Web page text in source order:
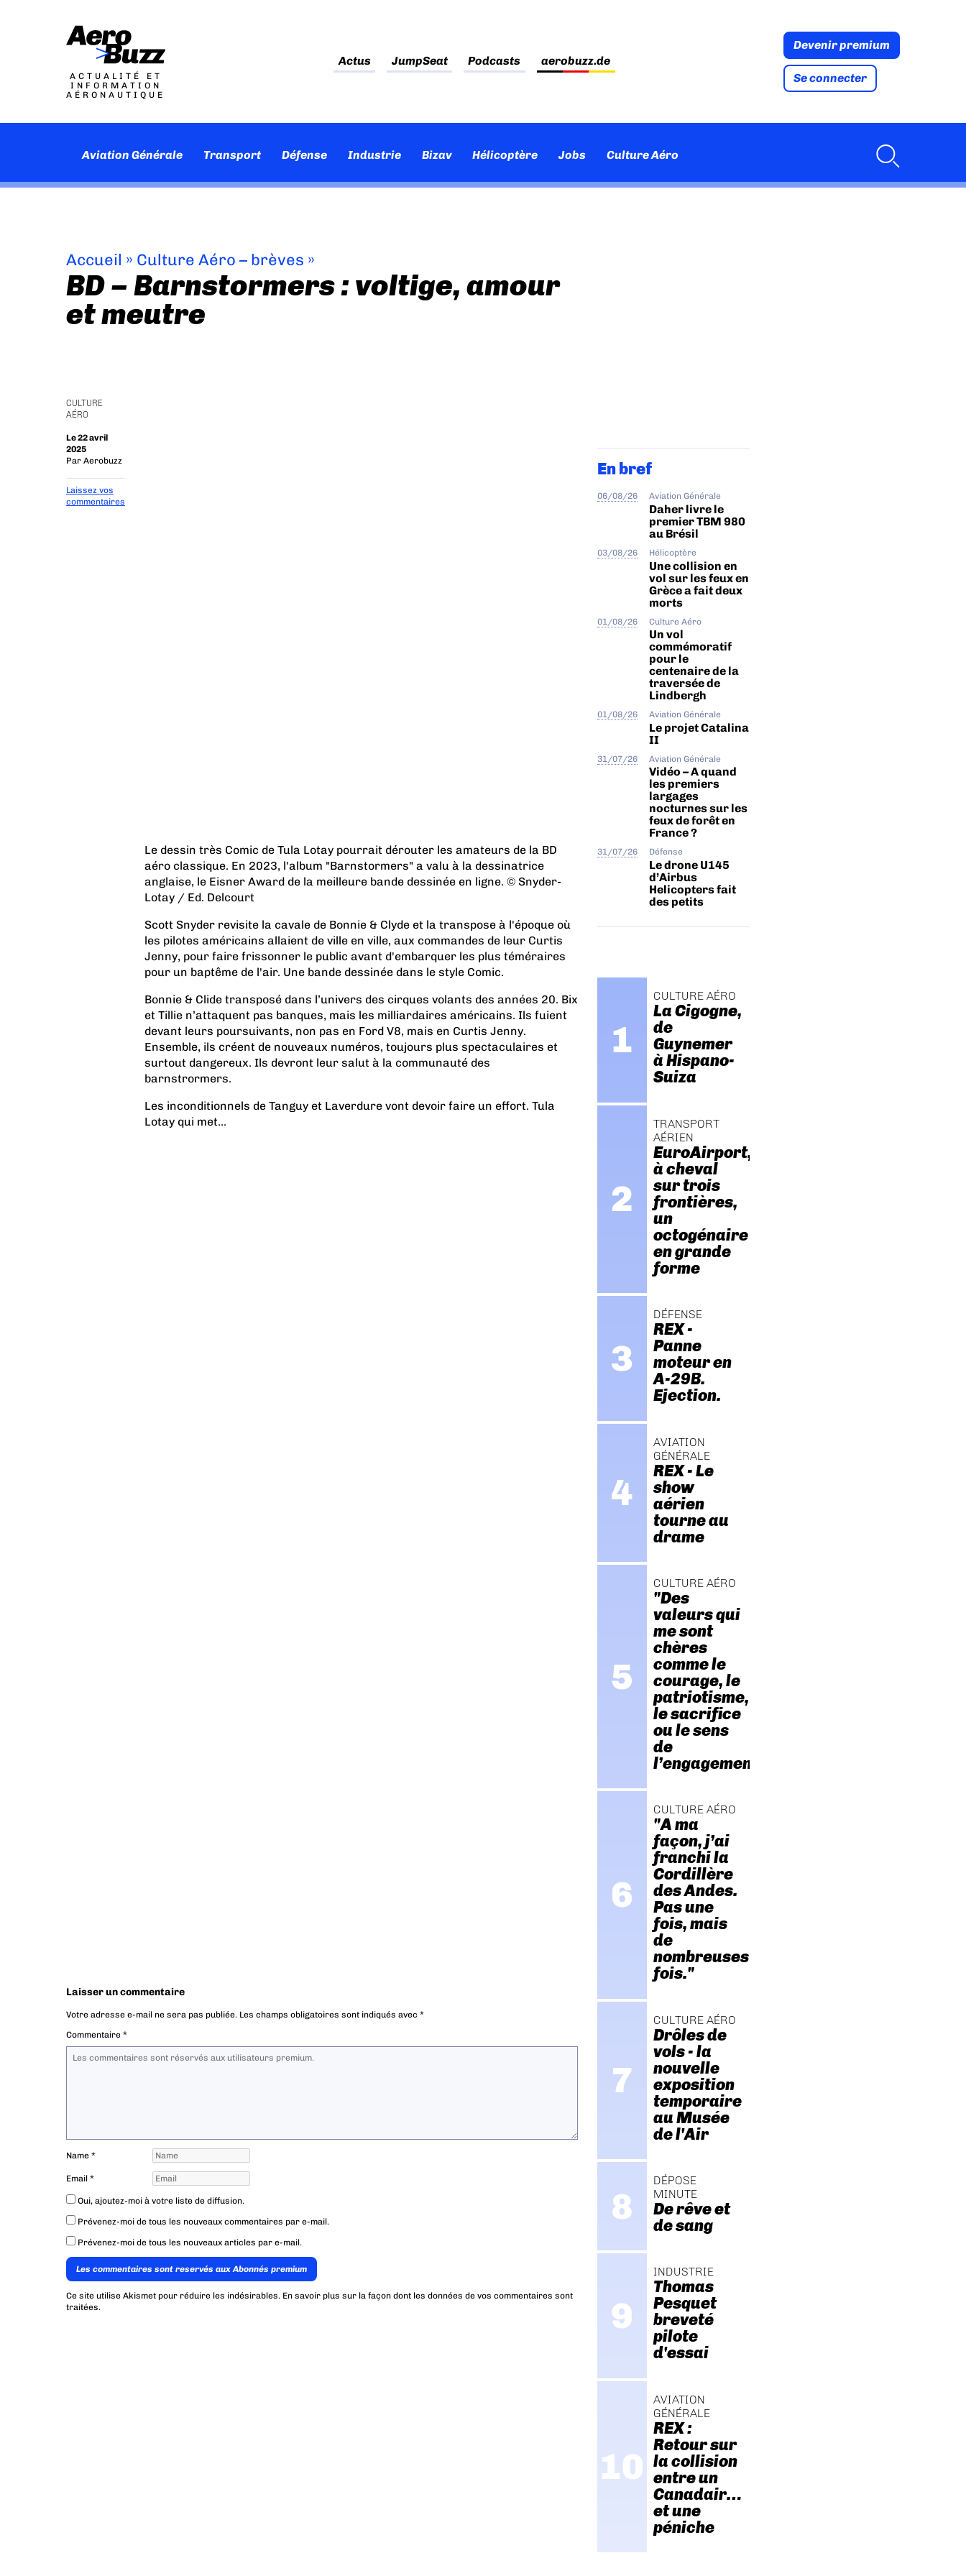
ACTUALITÉ ET
INFORMATION
AÉRONAUTIQUE
Actus JumpSeat Podcasts aerobuzz.de
Devenir premium
Se connecter
Aviation Générale Transport Défense Industrie Bizav Hélicoptère Jobs Culture Aéro
Accueil » Culture Aéro – brèves »
BD – Barnstormers : voltige, amour
et meutre
CULTURE
AÉRO
Le 22 avril
2025
Par Aerobuzz
Laissez vos
commentaires
Le dessin très Comic de Tula Lotay pourrait dérouter les amateurs de la BD
aéro classique. En 2023, l'album "Barnstormers" a valu à la dessinatrice
anglaise, le Eisner Award de la meilleure bande dessinée en ligne. © Snyder-
Lotay / Ed. Delcourt
Scott Snyder revisite la cavale de Bonnie & Clyde et la transpose à l'époque où
les pilotes américains allaient de ville en ville, aux commandes de leur Curtis
Jenny, pour faire frissonner le public avant d'embarquer les plus téméraires
pour un baptême de l'air. Une bande dessinée dans le style Comic.
Bonnie & Clide transposé dans l’univers des cirques volants des années 20. Bix
et Tillie n’attaquent pas banques, mais les milliardaires américains. Ils fuient
devant leurs poursuivants, non pas en Ford V8, mais en Curtis Jenny.
Ensemble, ils créent de nouveaux numéros, toujours plus spectaculaires et
surtout dangereux. Ils devront leur salut à la communauté des
barnstrormers.
Les inconditionnels de Tanguy et Laverdure vont devoir faire un effort. Tula
Lotay qui met...
Laisser un commentaire
Votre adresse e-mail ne sera pas publiée. Les champs obligatoires sont indiqués avec *
Commentaire *
Name *
Email *
Oui, ajoutez-moi à votre liste de diffusion.
Prévenez-moi de tous les nouveaux commentaires par e-mail.
Prévenez-moi de tous les nouveaux articles par e-mail.
Les commentaires sont reservés aux Abonnés premium
Ce site utilise Akismet pour réduire les indésirables. En savoir plus sur la façon dont les données de vos commentaires sont
traitées.
En bref
06/08/26 Aviation Générale
Daher livre le
premier TBM 980
au Brésil
03/08/26 Hélicoptère
Une collision en
vol sur les feux en
Grèce a fait deux
morts
01/08/26 Culture Aéro
Un vol
commémoratif
pour le
centenaire de la
traversée de
Lindbergh
01/08/26 Aviation Générale
Le projet Catalina
II
31/07/26 Aviation Générale
Vidéo – A quand
les premiers
largages
nocturnes sur les
feux de forêt en
France ?
31/07/26 Défense
Le drone U145
d’Airbus
Helicopters fait
des petits
CULTURE AÉRO
La Cigogne,
de
Guynemer
à Hispano-
Suiza
TRANSPORT
AÉRIEN
EuroAirport,
à cheval
sur trois
frontières,
un
octogénaire
en grande
forme
DÉFENSE
REX -
Panne
moteur en
A-29B.
Ejection.
AVIATION
GÉNÉRALE
REX - Le
show
aérien
tourne au
drame
CULTURE AÉRO
"Des
valeurs qui
me sont
chères
comme le
courage, le
patriotisme,
le sacrifice
ou le sens
de
l’engagement."
CULTURE AÉRO
"A ma
façon, j’ai
franchi la
Cordillère
des Andes.
Pas une
fois, mais
de
nombreuses
fois."
CULTURE AÉRO
Drôles de
vols - la
nouvelle
exposition
temporaire
au Musée
de l'Air
DÉPOSE
MINUTE
De rêve et
de sang
INDUSTRIE
Thomas
Pesquet
breveté
pilote
d'essai
AVIATION
GÉNÉRALE
REX :
Retour sur
la collision
entre un
Canadair…
et une
péniche